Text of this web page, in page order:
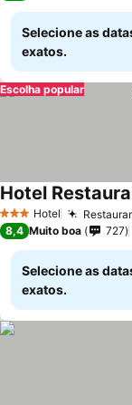
Selecione as
exatos.
Escolha popular
3 EstrelasHotel
Hotel
8,4 Muito boa 727
Selecione as
exatos.